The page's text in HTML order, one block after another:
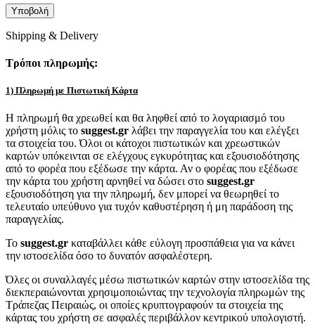
Shipping & Delivery
Τρόποι πληρωμής:
1) Πληρωμή με Πιστωτική Κάρτα
Η πληρωμή θα χρεωθεί και θα ληφθεί από το λογαριασμό του
χρήστη μόλις το suggest.gr λάβει την παραγγελία του και ελέγξει
τα στοιχεία του. Όλοι οι κάτοχοι πιστωτικών και χρεωστικών
καρτών υπόκεινται σε ελέγχους εγκυρότητας και εξουσιοδότησης
από το φορέα που εξέδωσε την κάρτα. Αν ο φορέας που εξέδωσε
την κάρτα του χρήστη αρνηθεί να δώσει στο suggest.gr
εξουσιοδότηση για την πληρωμή, δεν μπορεί να θεωρηθεί το
τελευταίο υπεύθυνο για τυχόν καθυστέρηση ή μη παράδοση της
παραγγελίας.
Το suggest.gr καταβάλλει κάθε εύλογη προσπάθεια για να κάνει
την ιστοσελίδα όσο το δυνατόν ασφαλέστερη.
Όλες οι συναλλαγές μέσω πιστωτικών καρτών στην ιστοσελίδα της
διεκπεραιώνονται χρησιμοποιώντας την τεχνολογία πληρωμών της
Τράπεζας Πειραιώς, οι οποίες κρυπτογραφούν τα στοιχεία της
κάρτας του χρήστη σε ασφαλές περιβάλλον κεντρικού υπολογιστή.